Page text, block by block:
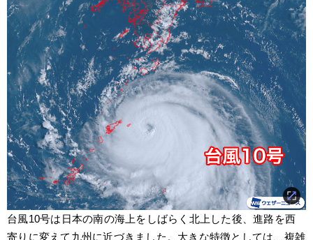
台風10号は日本の南の海上をしばらく北上した後、進路を西
寄りに変えて九州に近づきました。大きな特徴としては、複雑